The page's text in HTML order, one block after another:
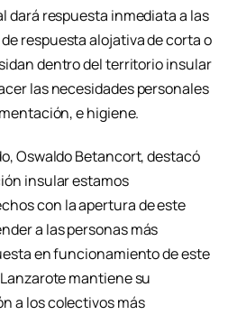
dará respuesta inmediata a las
respuesta alojativa de corta o
dentro del territorio insular
las necesidades personales
e higiene.
Oswaldo Betancort, destacó
insular estamos
con la apertura de este
a las personas más
en funcionamiento de este
mantiene su
a los colectivos más